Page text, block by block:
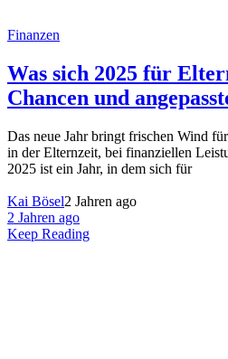
Finanzen
Was sich 2025 für
Chancen und
Das neue Jahr bringt frischen Wind
in der Elternzeit, bei finanziellen
2025 ist ein Jahr, in dem sich für
Kai Bösel2 Jahren ago
2 Jahren ago
Keep Reading